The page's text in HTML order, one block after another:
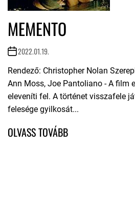
MEMENTO
2022.01.19.
Rendező: Christopher Nolan
Ann Moss, Joe Pantoliano - A film
eleveníti fel. A történet visszafele
felesége gyilkosát...